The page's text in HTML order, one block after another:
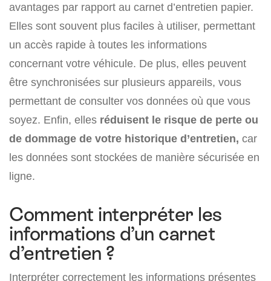
avantages par rapport au carnet d’entretien papier.
Elles sont souvent plus faciles à utiliser, permettant
un accès rapide à toutes les informations
concernant votre véhicule. De plus, elles peuvent
être synchronisées sur plusieurs appareils, vous
permettant de consulter vos données où que vous
soyez. Enfin, elles réduisent le risque de perte ou
de dommage de votre historique d’entretien, car
les données sont stockées de manière sécurisée en
ligne.
Comment interpréter les
informations d’un carnet
d’entretien ?
Interpréter correctement les informations présentes